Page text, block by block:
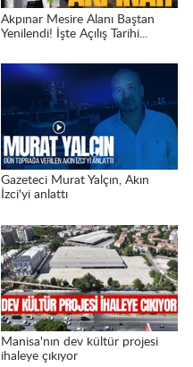
Akpınar Mesire Alanı Baştan
Yenilendi! İşte Açılış Tarihi...
Gazeteci Murat Yalçın, Akın
İzci'yi anlattı
Manisa'nın dev kültür projesi
ihaleye çıkıyor